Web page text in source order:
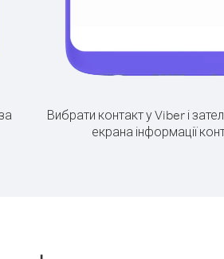
Вибрати контакт у Viber і
екрана інформації